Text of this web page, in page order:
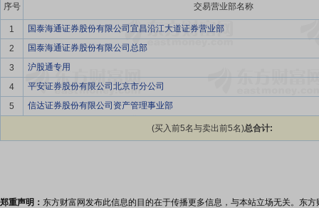
序号 交易营业部名称
1
国泰海通证券股份有限公司宜昌沿江大道证券营业部
2
国泰海通证券股份有限公司总部
3
沪股通专用
4
平安证券股份有限公司北京市分公司
5
信达证券股份有限公司资产管理事业部
(买入前5名与卖出前5名)总合计:
郑重声明： 东方财富网发布此信息的目的在于传播更多信息，与本站立场无关。东